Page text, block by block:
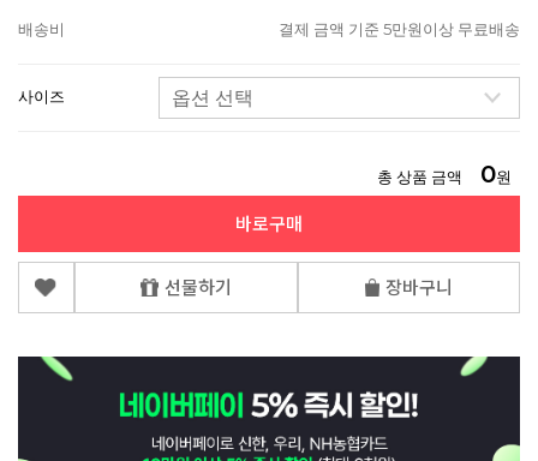
배송비 결제 금액 기준 5만원이상 무료배송
사이즈
총 상품 금액 0원
바로구매
선물하기 장바구니